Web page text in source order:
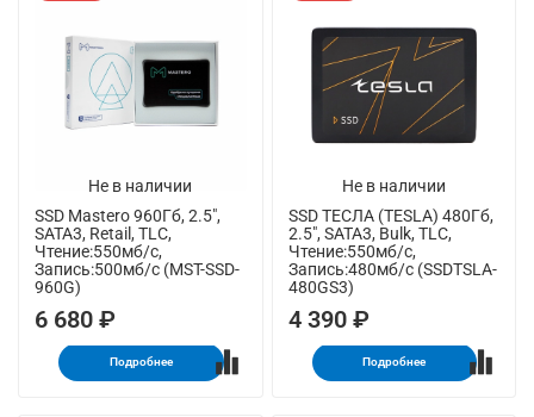
Не в наличии
SSD Mastero 960Гб, 2.5",
SATA3, Retail, TLC,
Чтение:550мб/с,
Запись:500мб/с (MST-SSD-
960G)
6 680 ₽
Подробнее
Не в наличии
SSD ТЕСЛА (TESLA) 480Гб,
2.5", SATA3, Bulk, TLC,
Чтение:550мб/с,
Запись:480мб/с (SSDTSLA-
480GS3)
4 390 ₽
Подробнее